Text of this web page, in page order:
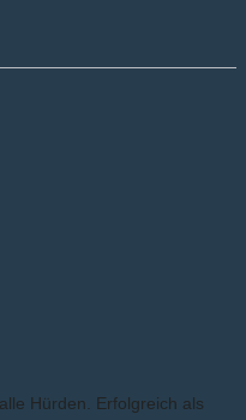
Hürden. Erfolgreich als